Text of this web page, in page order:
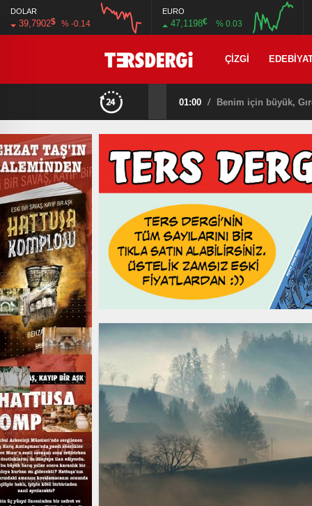
DOLAR
39,7902$ % -0.14
EURO
47,1198€ % 0.03
ÇIZGI
01:00 / Benim için büyük,